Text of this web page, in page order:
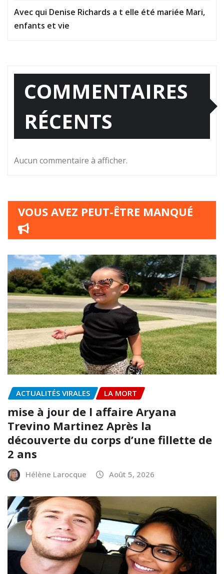
Avec qui Denise Richards a t elle été mariée Mari,
enfants et vie
COMMENTAIRES
RÉCENTS
Aucun commentaire à afficher.
VOUS AVEZ PEUT-ÊTRE MANQUÉ
ACTUALITÉS VIRALES LA MORT
mise à jour de l affaire Aryana
Trevino Martinez Après la
découverte du corps d’une fillette de
2 ans
Hélène Larocque Août 5, 2026